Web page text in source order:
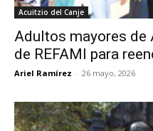
Acuitzio del Canje
Adultos mayores de
de REFAMI para
Ariel Ramírez - 26 mayo, 2026